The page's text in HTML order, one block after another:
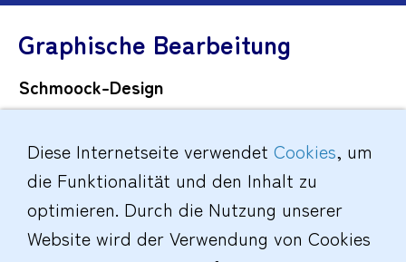
Graphische Bearbeitung
Schmoock-Design
Kirschenallee 9
18279 Vietgest
Tel.: 038452 - 203 64
Fax: 038452 - 203 66
E-Mail: info[at]schmoock-design.de
Diese Internetseite verwendet Cookies, um
die Funktionalität und den Inhalt zu
optimieren. Durch die Nutzung unserer
Website wird der Verwendung von Cookies